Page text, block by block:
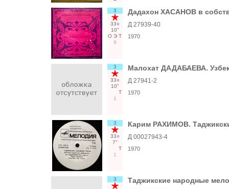
3
33○
10"
О Э Т
9
Дадахон ХАСАНОВ в
Д 27939-40
1970
3
33○
10"
Т
1
Малохат ДАДАБАЕВА.
Д 27941-2
1970
3
33○
7"
Т
1
Карим РАХИМОВ.
Д 00027943-4
1970
3 Таджикские народные